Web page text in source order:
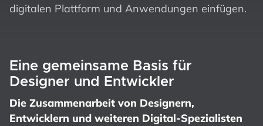
digitalen Plattform und Anwendungen einfügen.
Eine gemeinsame Basis für
Designer und Entwickler
Die Zusammenarbeit von Designern,
Entwicklern und weiteren Digital-Spezialisten